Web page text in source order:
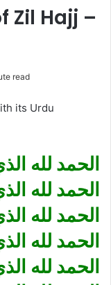
Zil Hajj –
read
its Urdu
الحمد لله
الحمد لله
الحمد لله
الحمد لله
الحمد لله